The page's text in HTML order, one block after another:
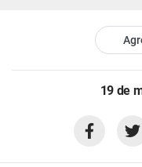
19 de